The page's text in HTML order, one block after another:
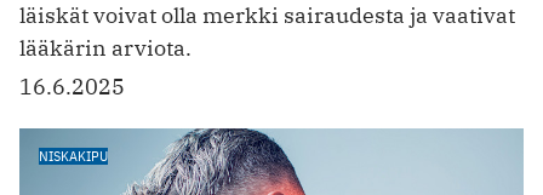
läiskät voivat olla merkki sairaudesta ja vaativat
lääkärin arviota.
16.6.2025
NISKAKIPU